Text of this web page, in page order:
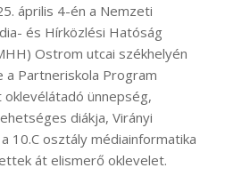
április 4-én a Nemzeti
és Hírközlési Hatóság
Ostrom utcai székhelyén
Partneriskola Program
ünnepség,
diákja, Virányi
10.C osztály médiainformatika
át elismerő oklevelet.